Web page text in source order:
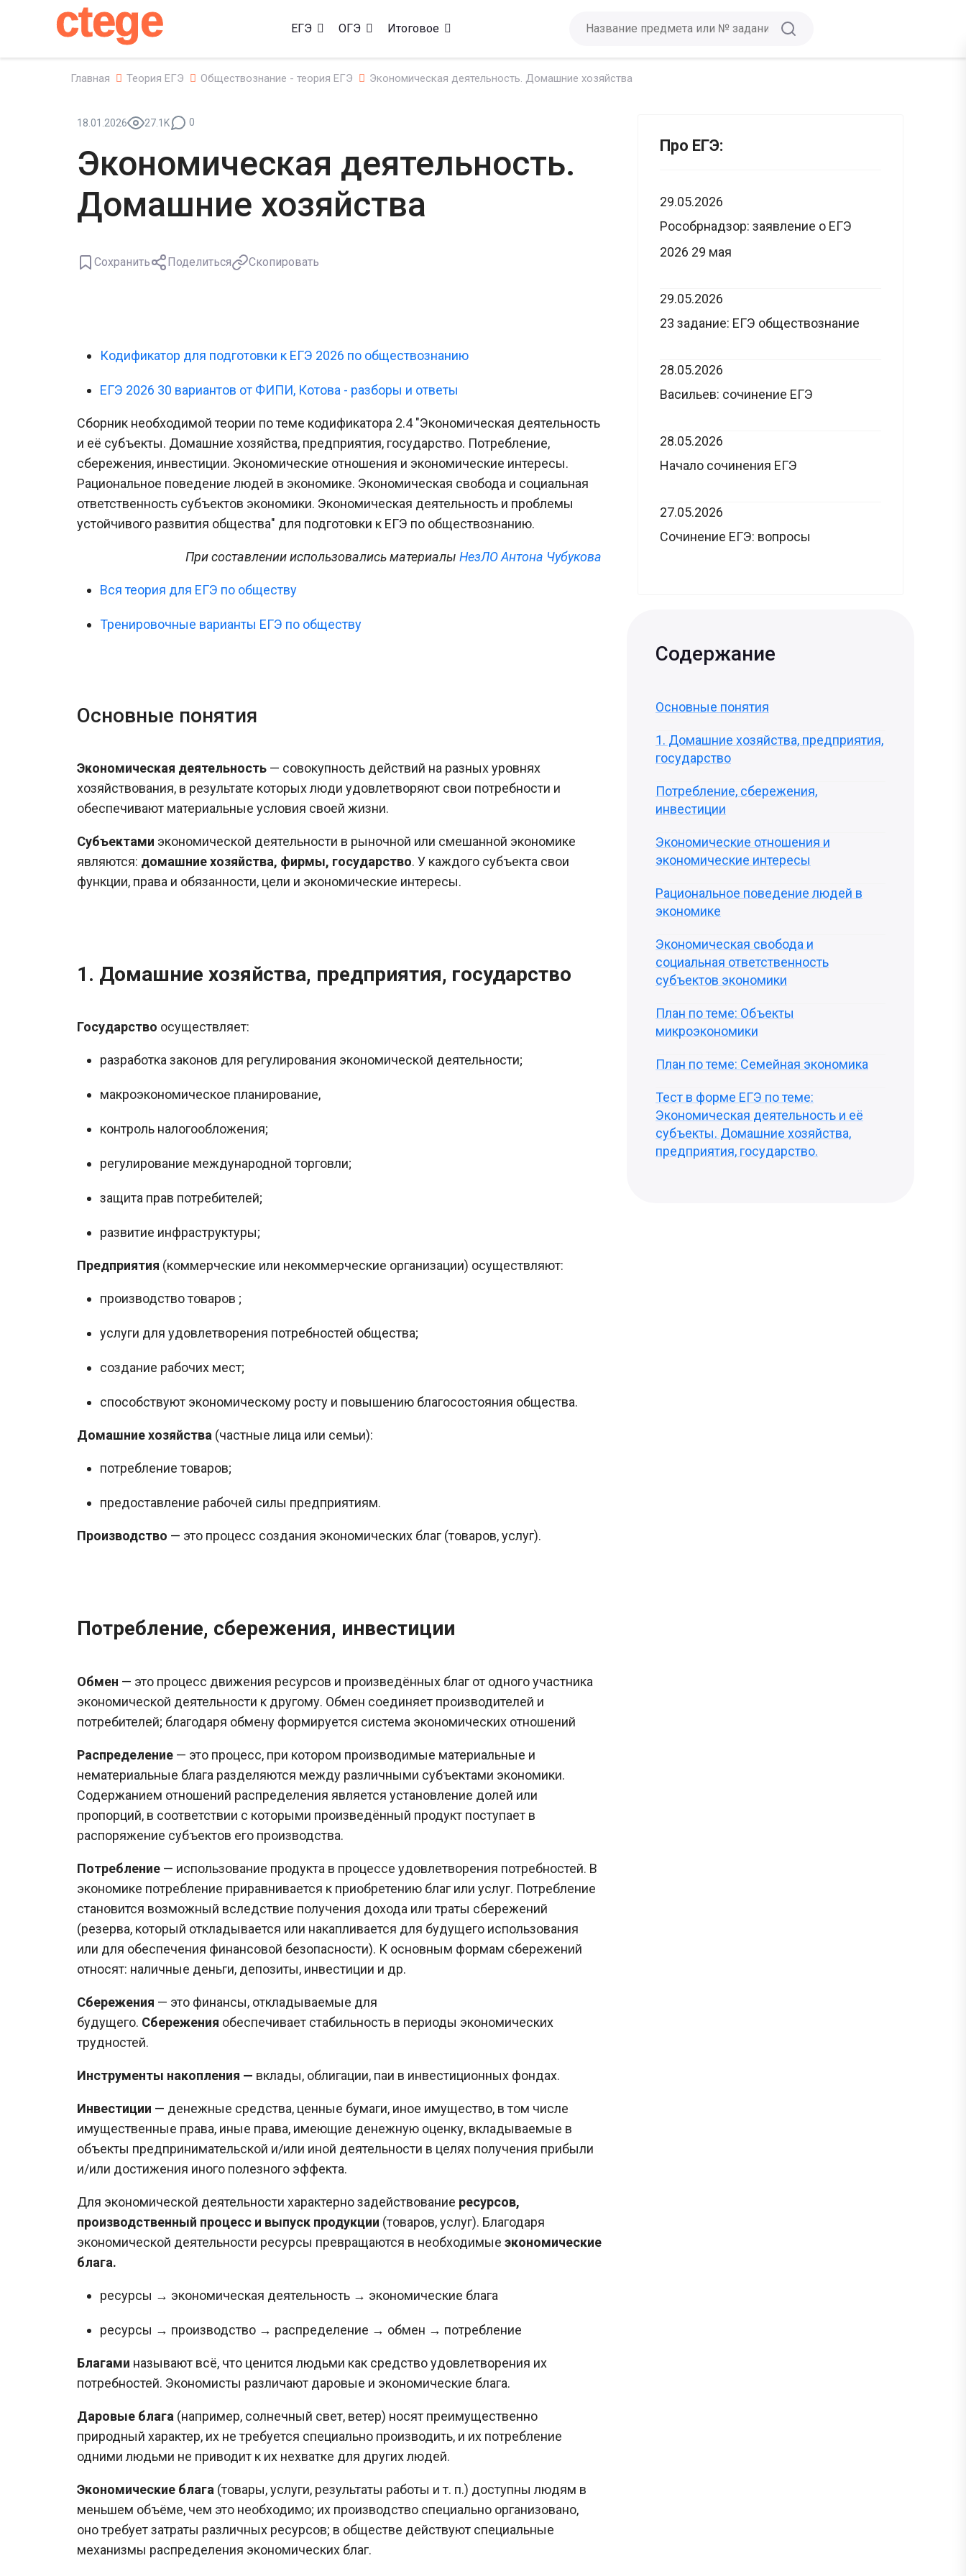
ctege ЕГЭ ОГЭ Итоговое
Главная Теория ЕГЭ Обществознание - теория ЕГЭ Экономическая деятельность. Домашние хозяйства
18.01.2026 27.1K 0
Экономическая деятельность.
Домашние хозяйства
Сохранить Поделиться Скопировать
Кодификатор для подготовки к ЕГЭ 2026 по обществознанию
ЕГЭ 2026 30 вариантов от ФИПИ, Котова - разборы и ответы
Сборник необходимой теории по теме кодификатора 2.4 "Экономическая деятельность
и её субъекты. Домашние хозяйства, предприятия, государство. Потребление,
сбережения, инвестиции. Экономические отношения и экономические интересы.
Рациональное поведение людей в экономике. Экономическая свобода и социальная
ответственность субъектов экономики. Экономическая деятельность и проблемы
устойчивого развития общества" для подготовки к ЕГЭ по обществознанию.
При составлении использовались материалы НезЛО Антона Чубукова
Вся теория для ЕГЭ по обществу
Тренировочные варианты ЕГЭ по обществу
Основные понятия
Экономическая деятельность — совокупность действий на разных уровнях
хозяйствования, в результате которых люди удовлетворяют свои потребности и
обеспечивают материальные условия своей жизни.
Субъектами экономической деятельности в рыночной или смешанной экономике
являются: домашние хозяйства, фирмы, государство. У каждого субъекта свои
функции, права и обязанности, цели и экономические интересы.
1. Домашние хозяйства, предприятия, государство
Государство осуществляет:
разработка законов для регулирования экономической деятельности;
макроэкономическое планирование,
контроль налогообложения;
регулирование международной торговли;
защита прав потребителей;
развитие инфраструктуры;
Предприятия (коммерческие или некоммерческие организации) осуществляют:
производство товаров ;
услуги для удовлетворения потребностей общества;
создание рабочих мест;
способствуют экономическому росту и повышению благосостояния общества.
Домашние хозяйства (частные лица или семьи):
потребление товаров;
предоставление рабочей силы предприятиям.
Производство — это процесс создания экономических благ (товаров, услуг).
Потребление, сбережения, инвестиции
Обмен — это процесс движения ресурсов и произведённых благ от одного участника
экономической деятельности к другому. Обмен соединяет производителей и
потребителей; благодаря обмену формируется система экономических отношений
Распределение — это процесс, при котором производимые материальные и
нематериальные блага разделяются между различными субъектами экономики.
Содержанием отношений распределения является установление долей или
пропорций, в соответствии с которыми произведённый продукт поступает в
распоряжение субъектов его производства.
Потребление — использование продукта в процессе удовлетворения потребностей. В
экономике потребление приравнивается к приобретению благ или услуг. Потребление
становится возможный вследствие получения дохода или траты сбережений
(резерва, который откладывается или накапливается для будущего использования
или для обеспечения финансовой безопасности). К основным формам сбережений
относят: наличные деньги, депозиты, инвестиции и др.
Сбережения — это финансы, откладываемые для
будущего. Сбережения обеспечивает стабильность в периоды экономических
трудностей.
Инструменты накопления — вклады, облигации, паи в инвестиционных фондах.
Инвестиции — денежные средства, ценные бумаги, иное имущество, в том числе
имущественные права, иные права, имеющие денежную оценку, вкладываемые в
объекты предпринимательской и/или иной деятельности в целях получения прибыли
и/или достижения иного полезного эффекта.
Для экономической деятельности характерно задействование ресурсов,
производственный процесс и выпуск продукции (товаров, услуг). Благодаря
экономической деятельности ресурсы превращаются в необходимые экономические
блага.
ресурсы → экономическая деятельность → экономические блага
ресурсы → производство → распределение → обмен → потребление
Благами называют всё, что ценится людьми как средство удовлетворения их
потребностей. Экономисты различают даровые и экономические блага.
Даровые блага (например, солнечный свет, ветер) носят преимущественно
природный характер, их не требуется специально производить, и их потребление
одними людьми не приводит к их нехватке для других людей.
Экономические блага (товары, услуги, результаты работы и т. п.) доступны людям в
меньшем объёме, чем это необходимо; их производство специально организовано,
оно требует затраты различных ресурсов; в обществе действуют специальные
механизмы распределения экономических благ.
Про ЕГЭ:
29.05.2026
Рособрнадзор: заявление о ЕГЭ
2026 29 мая
29.05.2026
23 задание: ЕГЭ обществознание
28.05.2026
Васильев: сочинение ЕГЭ
28.05.2026
Начало сочинения ЕГЭ
27.05.2026
Сочинение ЕГЭ: вопросы
Содержание
Основные понятия
1. Домашние хозяйства, предприятия,
государство
Потребление, сбережения,
инвестиции
Экономические отношения и
экономические интересы
Рациональное поведение людей в
экономике
Экономическая свобода и
социальная ответственность
субъектов экономики
План по теме: Объекты
микроэкономики
План по теме: Семейная экономика
Тест в форме ЕГЭ по теме:
Экономическая деятельность и её
субъекты. Домашние хозяйства,
предприятия, государство.